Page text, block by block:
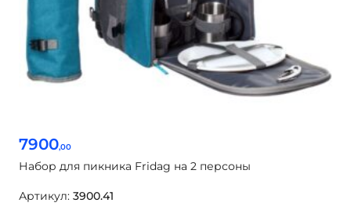
7900,00
Набор для пикника Fridag на 2 персоны
Артикул: 3900.41